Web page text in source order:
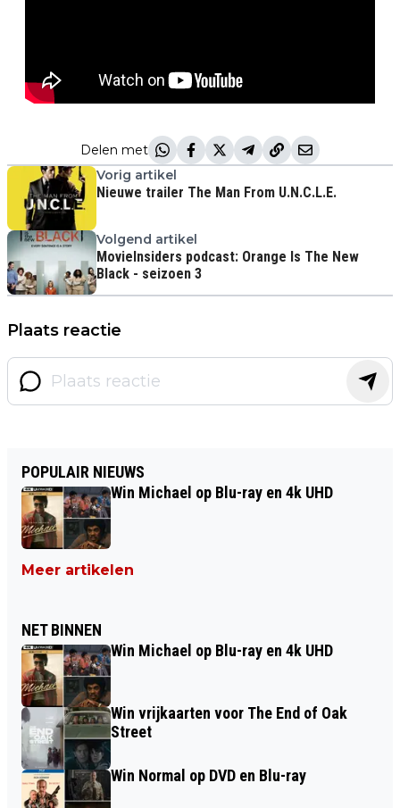
Delen met
Vorig artikel
Nieuwe trailer The Man From U.N.C.L.E.
Volgend artikel
MovieInsiders podcast: Orange Is The New
Black - seizoen 3
Plaats reactie
POPULAIR NIEUWS
Win Michael op Blu-ray en 4k UHD
Meer artikelen
NET BINNEN
Win Michael op Blu-ray en 4k UHD
Win vrijkaarten voor The End of Oak
Street
Win Normal op DVD en Blu-ray